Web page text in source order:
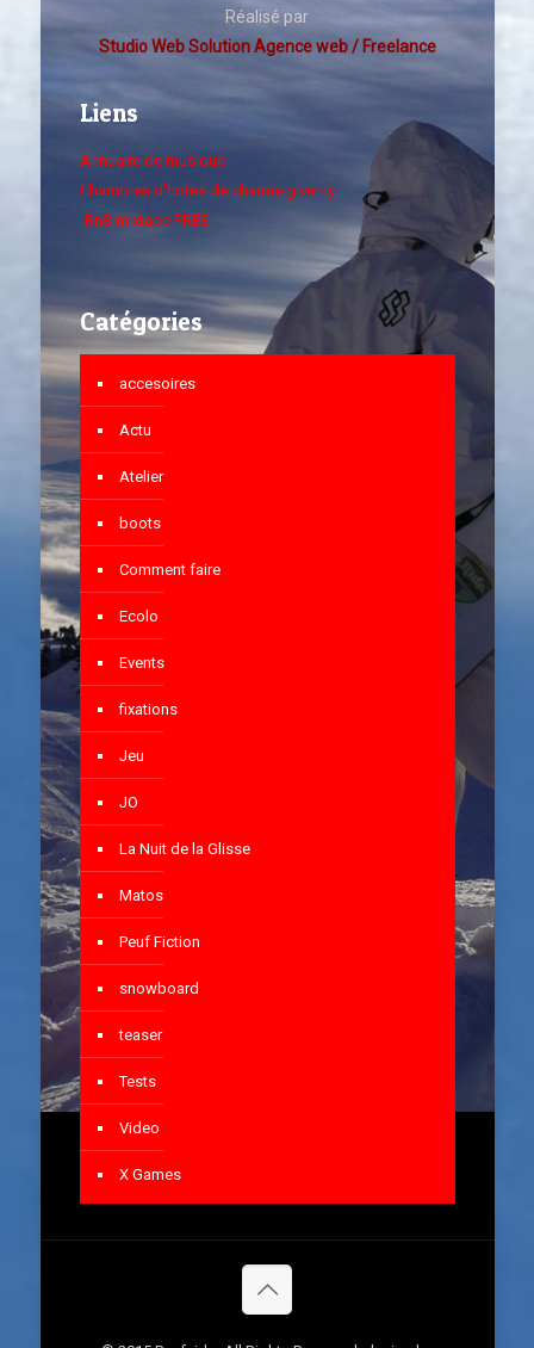
Réalisé par
Studio Web Solution Agence web / Freelance
Liens
Annuaire de musique
Chambres d'hotes de charme giverny
RnB mixtape FREE
Catégories
accesoires
Actu
Atelier
boots
Comment faire
Ecolo
Events
fixations
Jeu
JO
La Nuit de la Glisse
Matos
Peuf Fiction
snowboard
teaser
Tests
Video
X Games